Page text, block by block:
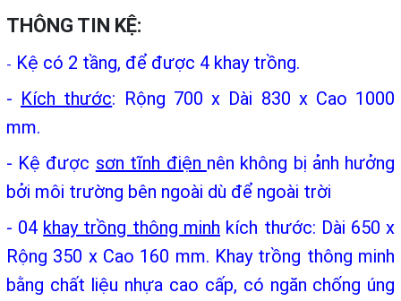
THÔNG TIN KỆ:
- Kệ có 2 tầng, để được 4 khay trồng.
- Kích thước: Rộng 700 x Dài 830 x Cao 1000
mm.
- Kệ được sơn tĩnh điện nên không bị ảnh hưởng
bởi môi trường bên ngoài dù để ngoài trời
- 04 khay trồng thông minh kích thước: Dài 650 x
Rộng 350 x Cao 160 mm. Khay trồng thông minh
bằng chất liệu nhựa cao cấp, có ngăn chống úng